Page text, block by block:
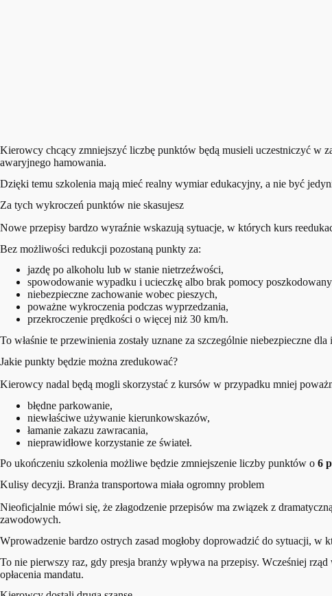
Kierowcy chcący zmniejszyć liczbę punktów będą musieli uczestniczyć w
awaryjnego hamowania.
Dzięki temu szkolenia mają mieć realny wymiar edukacyjny, a nie być
Za tych wykroczeń punktów nie skasujesz
Nowe przepisy bardzo wyraźnie wskazują sytuacje, w których kurs
Bez możliwości redukcji pozostaną punkty za:
jazdę po alkoholu lub w stanie nietrzeźwości,
spowodowanie wypadku i ucieczkę albo brak pomocy
niebezpieczne zachowanie wobec pieszych,
poważne wykroczenia podczas wyprzedzania,
przekroczenie prędkości o więcej niż 30 km/h.
To właśnie te przewinienia zostały uznane za szczególnie niebezpieczne
Jakie punkty będzie można zredukować?
Kierowcy nadal będą mogli skorzystać z kursów w przypadku mniej
błędne parkowanie,
niewłaściwe używanie kierunkowskazów,
łamanie zakazu zawracania,
nieprawidłowe korzystanie ze świateł.
Po ukończeniu szkolenia możliwe będzie zmniejszenie liczby punktów o 6
Kulisy decyzji. Branża transportowa miała ogromny problem
Nieoficjalnie mówi się, że złagodzenie przepisów ma związek z
zawodowych.
Wprowadzenie bardzo ostrych zasad mogłoby doprowadzić do sytuacji,
To nie pierwszy raz, gdy presja branży wpływa na przepisy. Wcześniej
opłacenia mandatu.